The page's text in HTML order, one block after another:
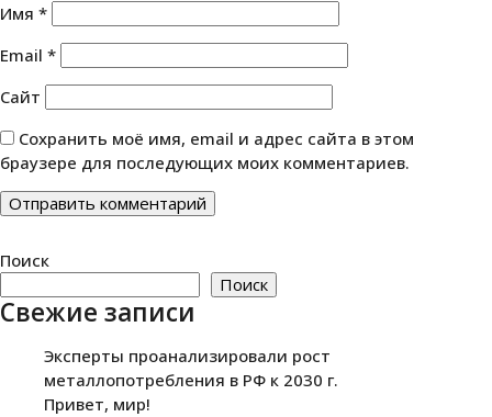
Имя *
Email *
Сайт
Сохранить моё имя, email и адрес сайта в этом
браузере для последующих моих комментариев.
Поиск
Поиск
Свежие записи
Эксперты проанализировали рост
металлопотребления в РФ к 2030 г.
Привет, мир!